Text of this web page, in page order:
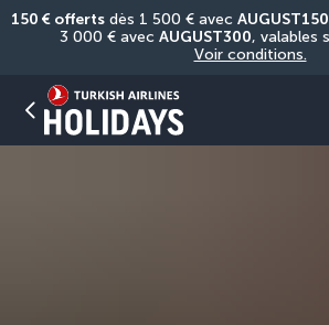
150 € offerts dès 1 500 € avec AUGUST150
3 000 € avec AUGUST300
Voir conditions.